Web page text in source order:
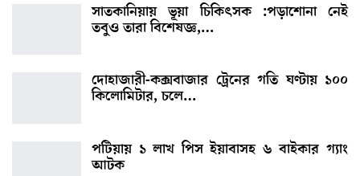
সাতকানিয়ায় ভূয়া চিকিৎসক :পড়াশোনা নেই
তবুও তারা বিশেষজ্ঞ,…
দোহাজারী-কক্সবাজার ট্রেনের গতি ঘণ্টায় ১০০
কিলোমিটার, চলে…
পটিয়ায় ১ লাখ পিস ইয়াবাসহ ৬ বাইকার গ্যাং
আটক